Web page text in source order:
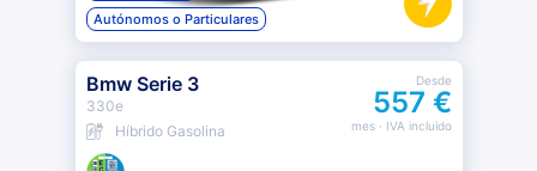
Autónomos o Particulares
Bmw Serie 3
330e
Híbrido Gasolina
Desde
557 €
mes· IVA incluido